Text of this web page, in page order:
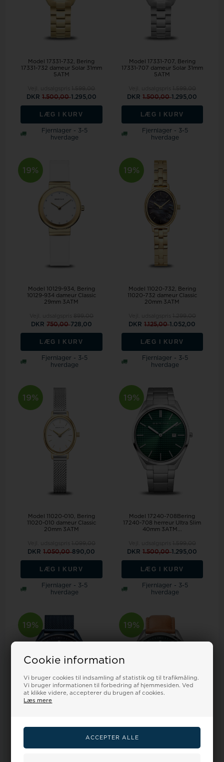
Cookie information
Vi bruger cookies til indsamling af statistik og til trafikmåling.
Vi bruger informationen til forbedring af hjemmesiden. Ved
at klikke videre, accepterer du brugen af cookies.
Læs mere
Model 17331-732
Bering
17331-732 dameur Solar 31mm
5ATM
DKR 1.500,001.295,00
LÆG I KURV
Fjernlager - 3-5
hverdage
Model 17331-707
Bering
17331-707 dameur Solar 31mm
5ATM
DKR1.500,001.295,00
LÆG I KURV
Fjernlager - 3-5
hverdage
19%
Model 10129-934
Bering
10129-934 dameur Classic
29mm 3ATM
DKR 750,00728,00
LÆG I KURV
Fjernlager - 3-5
hverdage
19%
Model 11020-732
Bering
11020-732 dameur Classic
20mm 3ATM
DKR1.125,001.052,00
LÆG I KURV
Fjernlager - 3-5
hverdage
19%
Model 11020-010
Bering
11020-010 dameur Classic
20mm 3ATM
DKR1.050,00890,00
LÆG I KURV
Fjernlager - 3-5
hverdage
19%
Model 17240-708Bering
17240-708 herreur Ultra Slim
40mm 3ATM...
DKR1.500,001.295,00
LÆG I KURV
Fjernlager - 3-5
hverdage
19% 19%